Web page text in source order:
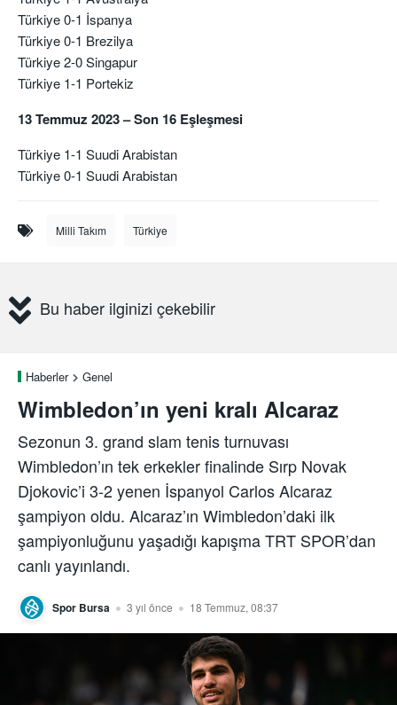
Türkiye 0-1 İspanya
Türkiye 0-1 Brezilya
Türkiye 2-0 Singapur
Türkiye 1-1 Portekiz
13 Temmuz 2023 – Son 16 Eşleşmesi
Türkiye 1-1 Suudi Arabistan
Türkiye 0-1 Suudi Arabistan
Milli Takım Türkiye
Bu haber ilginizi çekebilir
Haberler Genel
Wimbledon’ın yeni kralı Alcaraz
Sezonun 3. grand slam tenis turnuvası
Wimbledon’ın tek erkekler finalinde Sırp Novak
Djokovic’i 3-2 yenen İspanyol Carlos Alcaraz
şampiyon oldu. Alcaraz’ın Wimbledon’daki ilk
şampiyonluğunu yaşadığı kapışma TRT SPOR’dan
canlı yayınlandı.
Spor Bursa 3 yıl önce 18 Temmuz, 08:37